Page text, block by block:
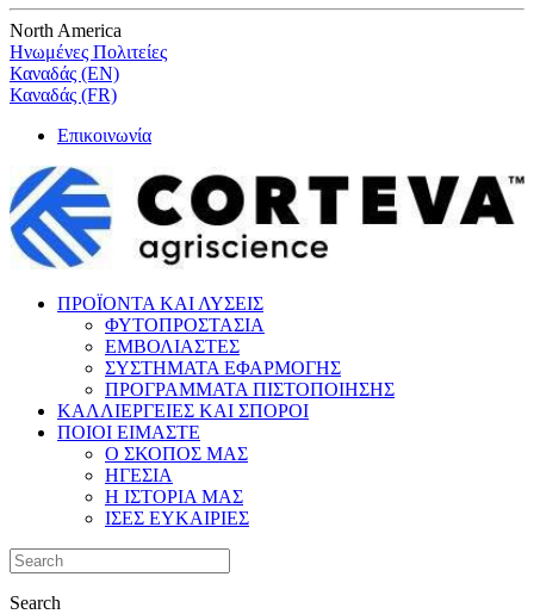
North America
Ηνωμένες Πολιτείες
Καναδάς (EN)
Καναδάς (FR)
Επικοινωνία
ΠΡΟΪΟΝΤΑ ΚΑΙ ΛΥΣΕΙΣ
ΦΥΤΟΠΡΟΣΤΑΣΙΑ
ΕΜΒΟΛΙΑΣΤΕΣ
ΣΥΣΤΗΜΑΤΑ ΕΦΑΡΜΟΓΗΣ
ΠΡΟΓΡΑΜΜΑΤΑ ΠΙΣΤΟΠΟΙΗΣΗΣ
ΚΑΛΛΙΕΡΓΕΙΕΣ ΚΑΙ ΣΠΟΡΟΙ
ΠΟΙΟΙ ΕΙΜΑΣΤΕ
Ο ΣΚΟΠΟΣ ΜΑΣ
ΗΓΕΣΙΑ
Η ΙΣΤΟΡΙΑ ΜΑΣ
ΙΣΕΣ ΕΥΚΑΙΡΙΕΣ
Search